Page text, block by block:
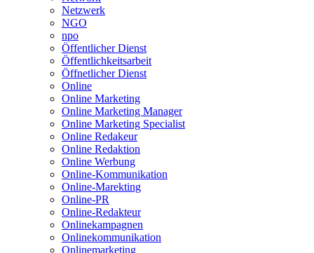
Netzwerk
NGO
npo
Öffentlicher Dienst
Öffentlichkeitsarbeit
Öffnetlicher Dienst
Online
Online Marketing
Online Marketing Manager
Online Marketing Specialist
Online Redakeur
Online Redaktion
Online Werbung
Online-Kommunikation
Online-Marekting
Online-PR
Online-Redakteur
Onlinekampagnen
Onlinekommunikation
Onlinemarketing